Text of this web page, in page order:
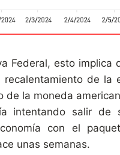
Federal, esto
recalentamiento de la
de la moneda
intentando salir de
con el
unas semanas.